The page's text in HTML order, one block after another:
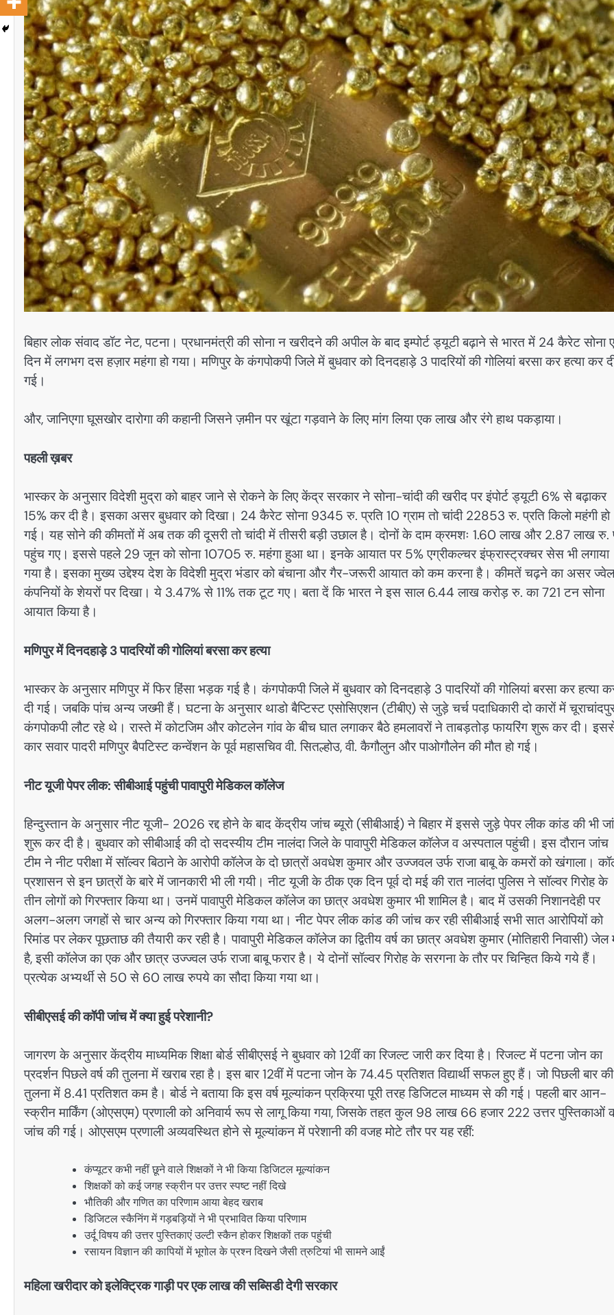
बिहार लोक संवाद डॉट नेट, पटना। प्रधानमंत्री की सोना न खरीदने की अपील के बाद इम्पोर्ट ड्यूटी बढ़ाने से भारत में 24 कैरेट सोना
दिन में लगभग दस हज़ार महंगा हो गया। मणिपुर के कंगपोकपी जिले में बुधवार को दिनदहाड़े 3 पादरियों की गोलियां बरसा कर हत्या कर
गई।
और, जानिएगा घूसखोर दारोगा की कहानी जिसने ज़मीन पर खूंटा गड़वाने के लिए मांग लिया एक लाख और रंगे हाथ पकड़ाया।
पहली ख़बर
भास्कर के अनुसार विदेशी मुद्रा को बाहर जाने से रोकने के लिए केंद्र सरकार ने सोना-चांदी की खरीद पर इंपोर्ट ड्यूटी 6% से बढ़ाकर
15% कर दी है। इसका असर बुधवार को दिखा। 24 कैरेट सोना 9345 रु. प्रति 10 ग्राम तो चांदी 22853 रु. प्रति किलो महंगी हो
गई। यह सोने की कीमतों में अब तक की दूसरी तो चांदी में तीसरी बड़ी उछाल है। दोनों के दाम क्रमशः 1.60 लाख और 2.87 लाख रु.
पहुंच गए। इससे पहले 29 जून को सोना 10705 रु. महंगा हुआ था। इनके आयात पर 5% एग्रीकल्चर इंफ्रास्ट्रक्चर सेस भी लगाया
गया है। इसका मुख्य उद्देश्य देश के विदेशी मुद्रा भंडार को बंचाना और गैर-जरूरी आयात को कम करना है। कीमतें चढ़ने का असर
कंपनियों के शेयरों पर दिखा। ये 3.47% से 11% तक टूट गए। बता दें कि भारत ने इस साल 6.44 लाख करोड़ रु. का 721 टन सोना
आयात किया है।
मणिपुर में दिनदहाड़े 3 पादरियों की गोलियां बरसा कर हत्या
भास्कर के अनुसार मणिपुर में फिर हिंसा भड़क गई है। कंगपोकपी जिले में बुधवार को दिनदहाड़े 3 पादरियों की गोलियां बरसा कर हत्या
दी गई। जबकि पांच अन्य जख्मी हैं। घटना के अनुसार थाडो बैप्टिस्ट एसोसिएशन (टीबीए) से जुड़े चर्च पदाधिकारी दो कारों में
कंगपोकपी लौट रहे थे। रास्ते में कोटजिम और कोटलेन गांव के बीच घात लगाकर बैठे हमलावरों ने ताबड़तोड़ फायरिंग शुरू कर दी।
कार सवार पादरी मणिपुर बैपटिस्ट कन्वेंशन के पूर्व महासचिव वी. सितल्होउ, वी. कैगौलुन और पाओगौलेन की मौत हो गई।
नीट यूजी पेपर लीक: सीबीआई पहुंची पावापुरी मेडिकल कॉलेज
हिन्दुस्तान के अनुसार नीट यूजी- 2026 रद्द होने के बाद केंद्रीय जांच ब्यूरो (सीबीआई) ने बिहार में इससे जुड़े पेपर लीक कांड की भी
शुरू कर दी है। बुधवार को सीबीआई की दो सदस्यीय टीम नालंदा जिले के पावापुरी मेडिकल कॉलेज व अस्पताल पहुंची। इस दौरान जांच
टीम ने नीट परीक्षा में सॉल्वर बिठाने के आरोपी कॉलेज के दो छात्रों अवधेश कुमार और उज्जवल उर्फ राजा बाबू के कमरों को खंगाला।
प्रशासन से इन छात्रों के बारे में जानकारी भी ली गयी। नीट यूजी के ठीक एक दिन पूर्व दो मई की रात नालंदा पुलिस ने सॉल्वर गिरोह के
तीन लोगों को गिरफ्तार किया था। उनमें पावापुरी मेडिकल कॉलेज का छात्र अवधेश कुमार भी शामिल है। बाद में उसकी निशानदेही पर
अलग-अलग जगहों से चार अन्य को गिरफ्तार किया गया था। नीट पेपर लीक कांड की जांच कर रही सीबीआई सभी सात आरोपियों को
रिमांड पर लेकर पूछताछ की तैयारी कर रही है। पावापुरी मेडिकल कॉलेज का द्वितीय वर्ष का छात्र अवधेश कुमार (मोतिहारी निवासी) जेल
है, इसी कॉलेज का एक और छात्र उज्ज्वल उर्फ राजा बाबू फरार है। ये दोनों सॉल्वर गिरोह के सरगना के तौर पर चिन्हित किये गये हैं।
प्रत्येक अभ्यर्थी से 50 से 60 लाख रुपये का सौदा किया गया था।
सीबीएसई की कॉपी जांच में क्या हुई परेशानी?
जागरण के अनुसार केंद्रीय माध्यमिक शिक्षा बोर्ड सीबीएसई ने बुधवार को 12वीं का रिजल्ट जारी कर दिया है। रिजल्ट में पटना जोन का
प्रदर्शन पिछले वर्ष की तुलना में खराब रहा है। इस बार 12वीं में पटना जोन के 74.45 प्रतिशत विद्यार्थी सफल हुए हैं। जो पिछली बार की
तुलना में 8.41 प्रतिशत कम है। बोर्ड ने बताया कि इस वर्ष मूल्यांकन प्रक्रिया पूरी तरह डिजिटल माध्यम से की गई। पहली बार आन-
स्क्रीन मार्किंग (ओएसएम) प्रणाली को अनिवार्य रूप से लागू किया गया, जिसके तहत कुल 98 लाख 66 हजार 222 उत्तर पुस्तिकाओं
जांच की गई। ओएसएम प्रणाली अव्यवस्थित होने से मूल्यांकन में परेशानी की वजह मोटे तौर पर यह रहीं:
कंप्यूटर कभी नहीं छूने वाले शिक्षकों ने भी किया डिजिटल मूल्यांकन
शिक्षकों को कई जगह स्क्रीन पर उत्तर स्पष्ट नहीं दिखे
भौतिकी और गणित का परिणाम आया बेहद खराब
डिजिटल स्कैनिंग में गड़बड़ियों ने भी प्रभावित किया परिणाम
उर्दू विषय की उत्तर पुस्तिकाएं उल्टी स्कैन होकर शिक्षकों तक पहुंची
रसायन विज्ञान की कापियों में भूगोल के प्रश्न दिखने जैसी त्रुटियां भी सामने आईं
महिला खरीदार को इलेक्ट्रिक गाड़ी पर एक लाख की सब्सिडी देगी सरकार